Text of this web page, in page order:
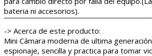
bateria ni accesorios).
-> Acerca de este producto:
Mini Cámara moderna de ultima
espionaje, sencilla y practica para tomar